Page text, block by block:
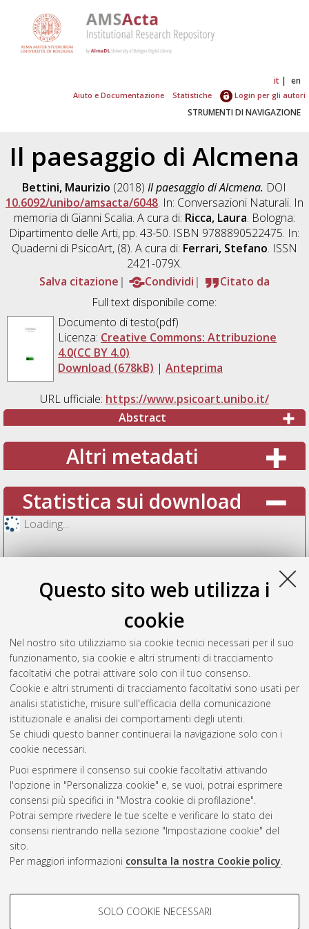
Questo sito web utilizza i
cookie
Nel nostro sito utilizziamo sia cookie tecnici necessari per il suo
funzionamento, sia cookie e altri strumenti di tracciamento
facoltativi che potrai attivare solo con il tuo consenso.
Cookie e altri strumenti di tracciamento facoltativi sono usati per
analisi statistiche, misure sull'efficacia della comunicazione
istituzionale e analisi dei comportamenti degli utenti.
Se chiudi questo banner continuerai la navigazione solo con i
cookie necessari.
Puoi esprimere il consenso sui cookie facoltativi attivando
l'opzione in "Personalizza cookie" e, se vuoi, potrai esprimere
consensi più specifici in "Mostra cookie di profilazione".
Potrai sempre rivedere le tue scelte e verificare lo stato dei
consensi rientrando nella sezione "Impostazione cookie" del
sito.
Per maggiori informazioni consulta la nostra Cookie policy.
COOKIE DI PROFILAZIONE -
SOLO COOKIE NECESSARI
it en
Aiuto e Documentazione Statistiche Login per gli autori
STRUMENTI DI NAVIGAZIONE
Il paesaggio di Alcmena
Bettini, Maurizio (2018)Il paesaggio di Alcmena. DOI
10.6092/unibo/amsacta/6048. In: Conversazioni Naturali. In
memoria di Gianni Scalia. A cura di: Ricca, Laura. Bologna:
Dipartimento delle Arti, pp. 43-50. ISBN 9788890522475. In:
Quaderni di PsicoArt, (8). A cura di: Ferrari, Stefano. ISSN
2421-079X.
Salva citazione
Condividi
Citato da
Full text disponibile come:
Documento di testo(pdf)
Licenza: Creative Commons: Attribuzione
4.0(CC BY 4.0)
Download (678kB) | Anteprima
URL ufficiale: https://www.psicoart.unibo.it/
Abstract
Altri metadati
Statistica sui download
Loading...
Vedi altre statistiche
Gestione del documento:
Atom
Rss
2.0
AMS Acta
ISSN: 2038-7954
re3data.org -
doi.org/10.17616/R3P19R
Servizio implementato e
Impostazioni Cookie